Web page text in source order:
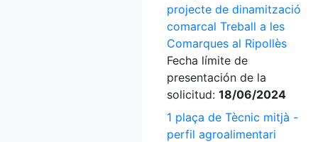
projecte de dinamització
comarcal Treball a les
Comarques al Ripollès
Fecha límite de
presentación de la
solicitud: 18/06/2024
1 plaça de Tècnic mitjà -
perfil agroalimentari